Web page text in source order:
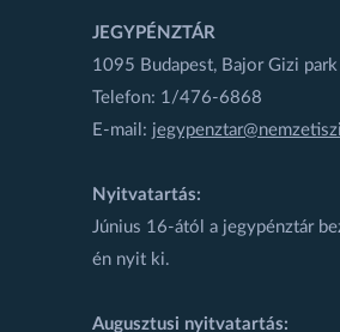
JEGYPÉNZTÁR
1095 Budapest, Bajor Gizi
Telefon: 1/476-6868
E-mail:
Nyitvatartás:
Június 16-ától a jegypénztár
én nyit ki.
Augusztusi nyitvatartás: